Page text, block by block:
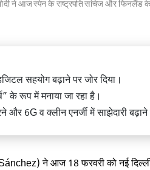
सहयोग बढ़ाने पर जोर दिया।
के रूप में मनाया जा रहा है।
और 6G व क्लीन एनर्जी में साझेदारी
ने आज 18 फरवरी को नई
प्रधानमंत्री साने तकाइची का तीन
दौरा, 16वें भारत-जापान वार्षिक
शामिल